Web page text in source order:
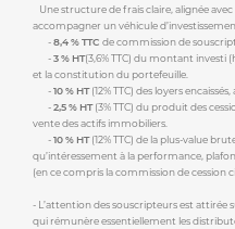
Une structure de frais claire, alignée
accompagner un véhicule
-8,4 % TTC de commission de
-3 % HT(3,6% TTC) du montant investi
et la constitution du portefeuille.
-10 % HT(12% TTC) des loyers
-2,5 % HT(3% TTC) du produit des
vente des actifs immobiliers.
-10 % HT(12% TTC) de la plus-value
qu’intéressement à la performance,
(en ce compris la commission de cession
- L’attention des souscripteurs est attirée
qui rémunère essentiellement les